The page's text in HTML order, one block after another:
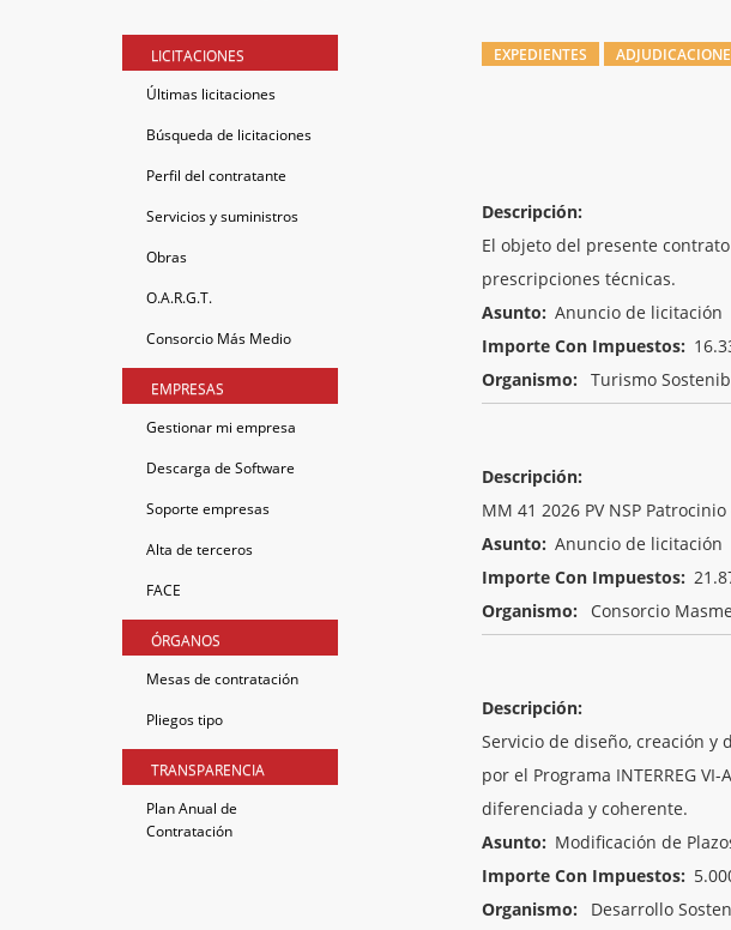
LICITACIONES
Últimas licitaciones
Búsqueda de licitaciones
Perfil del contratante
Servicios y suministros
Obras
O.A.R.G.T.
Consorcio Más Medio
EMPRESAS
Gestionar mi empresa
Descarga de Software
Soporte empresas
Alta de terceros
FACE
ÓRGANOS
Mesas de contratación
Pliegos tipo
TRANSPARENCIA
Plan Anual de
Contratación
EXPEDIENTES
Descripción:
El objeto del presente
prescripciones técnicas.
Asunto: Anuncio de licitación
Importe Con Impuestos:
Organismo:
Turismo
Descripción:
MM 41 2026 PV NSP
Asunto: Anuncio de licitación
Importe Con Impuestos:
Organismo:
Consorcio
Descripción:
Servicio de diseño, creación y
por el Programa INTERREG
diferenciada y coherente.
Asunto: Modificación de
Importe Con Impuestos:
Organismo:
Desarrollo